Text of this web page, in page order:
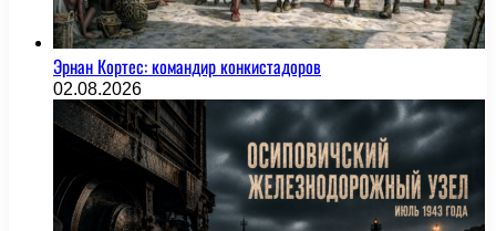
Эрнан Кортес: командир конкистадоров
02.08.2026